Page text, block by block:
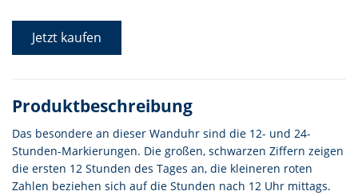
Jetzt kaufen
Produktbeschreibung
Das besondere an dieser Wanduhr sind die 12- und 24-
Stunden-Markierungen. Die großen, schwarzen Ziffern zeigen
die ersten 12 Stunden des Tages an, die kleineren roten
Zahlen beziehen sich auf die Stunden nach 12 Uhr mittags.